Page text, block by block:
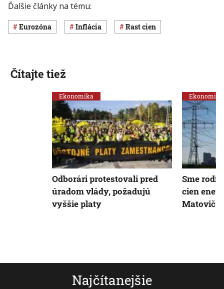
Ďalšie články na tému:
eurozóna inflácia rast cien
Najčítanejšie
Čítajte tiež
Ekonomika
Odborári protestovali pred
úradom vlády, požadujú
vyššie platy
Ekonomika
Sme
cien
Matovič